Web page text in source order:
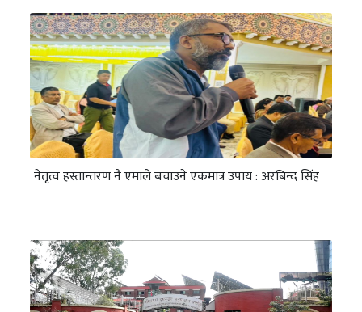
नेतृत्व हस्तान्तरण नै एमाले बचाउने एकमात्र उपाय : अरबिन्द सिंह